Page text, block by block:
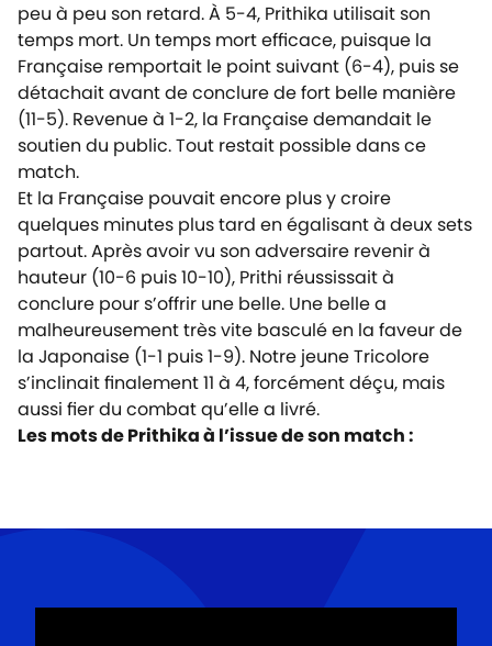
peu à peu son retard. À 5-4, Prithika utilisait son
temps mort. Un temps mort efficace, puisque la
Française remportait le point suivant (6-4), puis se
détachait avant de conclure de fort belle manière
(11-5). Revenue à 1-2, la Française demandait le
soutien du public. Tout restait possible dans ce
match.
Et la Française pouvait encore plus y croire
quelques minutes plus tard en égalisant à deux sets
partout. Après avoir vu son adversaire revenir à
hauteur (10-6 puis 10-10), Prithi réussissait à
conclure pour s’offrir une belle. Une belle a
malheureusement très vite basculé en la faveur de
la Japonaise (1-1 puis 1-9). Notre jeune Tricolore
s’inclinait finalement 11 à 4, forcément déçu, mais
aussi fier du combat qu’elle a livré.
Les mots de Prithika à l’issue de son match :